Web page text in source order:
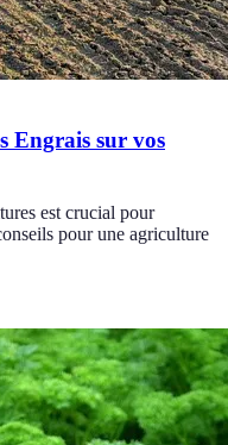
Engrais sur vos
est crucial pour
pour une agriculture